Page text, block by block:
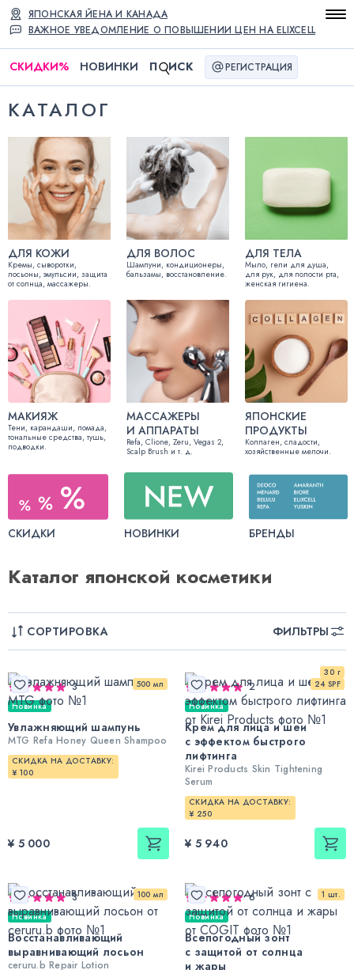
ВАЖНОЕ УВЕДОМЛЕНИЕ О ПОВЫШЕНИИ ЦЕН НА ELIXCELL
ЯПОНСКАЯ ЙЕНА И КАНАДА
СКИДКИ% НОВИНКИ П ИСК РЕГИСТРАЦИЯ
КАТАЛОГ
ДЛЯ КОЖИ
Кремы, сыворотки,
лосьоны, эмульсии, защита
от солнца, массажеры.
ДЛЯ ВОЛОС
Шампуни, кондиционеры,
бальзамы, восстановление.
ДЛЯ ТЕЛА
Мыло, гели для душа,
для рук, для полости рта,
женская гигиена.
МАКИЯЖ
Тени, карандаши, помада,
тональные средства, тушь,
подводки.
МАССАЖЕРЫ
И АППАРАТЫ
Refa, Clione, Zeru, Vegas 2,
Scalp Brush и т. д.
ЯПОНСКИЕ
ПРОДУКТЫ
Коллаген, сладости,
хозяйственные мелочи.
СКИДКИ НОВИНКИ БРЕНДЫ
Каталог японской косметики
СОРТИРОВКА ФИЛЬТРЫ
500 мл
3
Новинка
Увлажняющий шампунь
MTG Refa Honey Queen Shampoo
СКИДКА НА ДОСТАВКУ:
¥ 100
¥ 5 000
30 г
24 SPF
2
Новинка
Крем для лица и шеи
с эффектом быстрого
лифтинга
Kirei Products Skin Tightening
Serum
СКИДКА НА ДОСТАВКУ:
¥ 250
¥ 5 940
100 мл
3
Новинка
Восстанавливающий
выравнивающий лосьон
ceruru.b Repair Lotion
1 шт.
6
Новинка
Всепогодный зонт
с защитой от солнца
и жары